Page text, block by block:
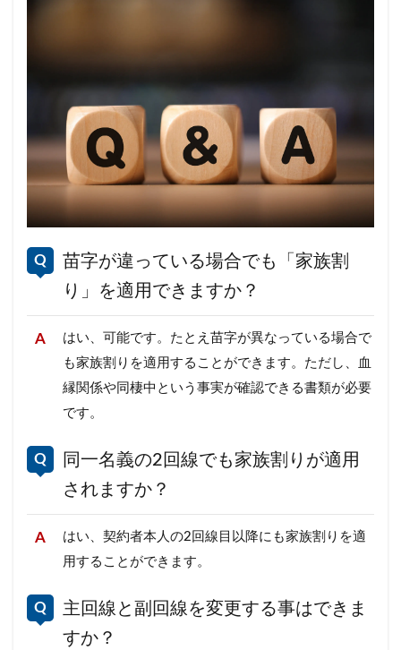
苗字が違っている場合でも「家族割
り」を適用できますか？
はい、可能です。たとえ苗字が異なっている場合で
も家族割りを適用することができます。ただし、血
縁関係や同棲中という事実が確認できる書類が必要
です。
同一名義の2回線でも家族割りが適用
されますか？
はい、契約者本人の2回線目以降にも家族割りを適
用することができます。
主回線と副回線を変更する事はできま
すか？